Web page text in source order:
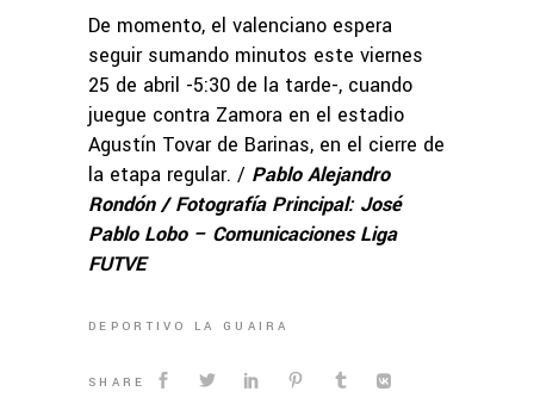
De momento, el valenciano espera
seguir sumando minutos este viernes
25 de abril -5:30 de la tarde-, cuando
juegue contra Zamora en el estadio
Agustín Tovar de Barinas, en el cierre de
la etapa regular. / Pablo Alejandro
Rondón / Fotografía Principal: José
Pablo Lobo – Comunicaciones Liga
FUTVE
DEPORTIVO LA GUAIRA
SHARE